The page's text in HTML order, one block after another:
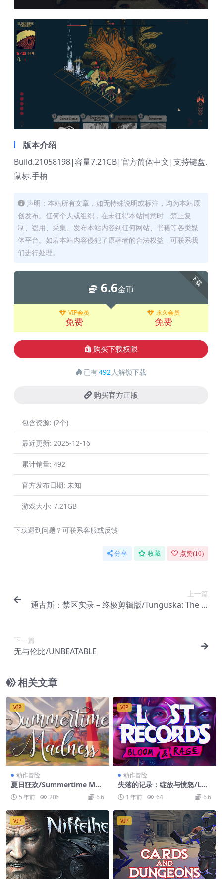
版本介绍
Build.21058198|容量7.21GB|官方简体中文|支持键盘.
鼠标.手柄
声明：本站所有文章，如无特殊说明或标注，均为本站原
创发布。任何个人或组织，在未征得本站同意时，禁止复
制、盗用、采集、发布本站内容到任何网站、书籍等各类媒
体平台。如若本站内容侵犯了原著者的合法权益，可联系我
们进行处理。
下载
6.6金币
VIP会员
免费
永久会员
免费
购买下载权限
已有492 人解锁下载
购买官方正版
包含资源: (2个)
最近更新: 2025-12-16
累计销量: 492
官方发布日期: 未知
游戏大小: 7.21GB
下载遇到问题？可联系客服或反馈
分享 收藏 点赞(10)
上一篇
通古斯：禁区实录 – 终极剪辑版/Tunguska: The Vi
下一篇
无与伦比/UNBEATABLE
相关文章
VIP
动作冒险
夏日狂欢/Summertime Mad
ness5 年前 206 6.6
VIP
动作冒险
失落的记录：绽放与愤怒/Los
t Records: Bloom
1 年前 64 6.6
VIP VIP